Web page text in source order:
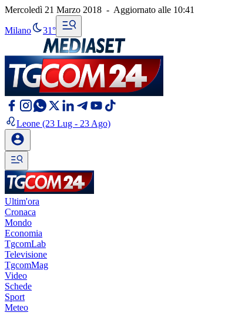
Mercoledì 21 Marzo 2018 - Aggiornato alle 10:41
Milano 31°
Leone (23 Lug - 23 Ago)
Ultim'ora
Cronaca
Mondo
Economia
TgcomLab
Televisione
TgcomMag
Video
Schede
Sport
Meteo